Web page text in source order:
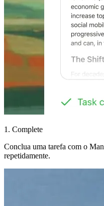
1. Complete
Conclua uma tarefa com o
repetidamente.